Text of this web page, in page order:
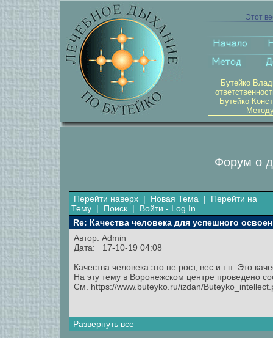
Этот
Бутейко
Бутейко
Форум о
Перейти наверх | Новая Тема | Перейти на
Тему | Поиск | Войти - Log In
Re: Качества человека для успешного
Автор: Admin
Дата: 17-10-19 04:08
Качества человека это не рост, вес и т.п. Это
На эту тему в Воронежском центре проведено
См. https://www.buteyko.ru/izdan/
Развернуть все